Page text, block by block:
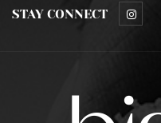
STAY CONNECT